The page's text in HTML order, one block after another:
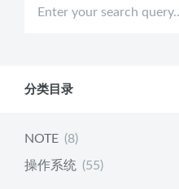
分类目录
NOTE (8)
操作系统 (55)